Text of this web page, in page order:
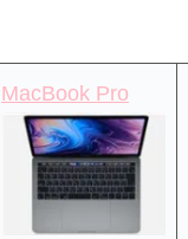
MacBook Pro